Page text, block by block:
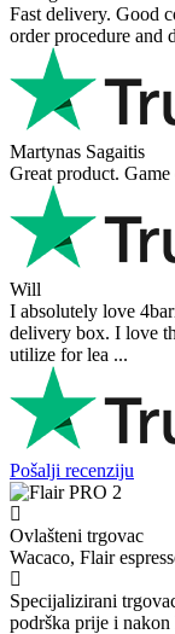
Fast delivery. Good
order procedure and
Martynas Sagaitis
Great product. Game
Will
I absolutely love
delivery box. I love
utilize for lea ...
Pošalji recenziju
Ovlašteni trgovac
Wacaco, Flair
Specijalizirani
podrška prije i nakon